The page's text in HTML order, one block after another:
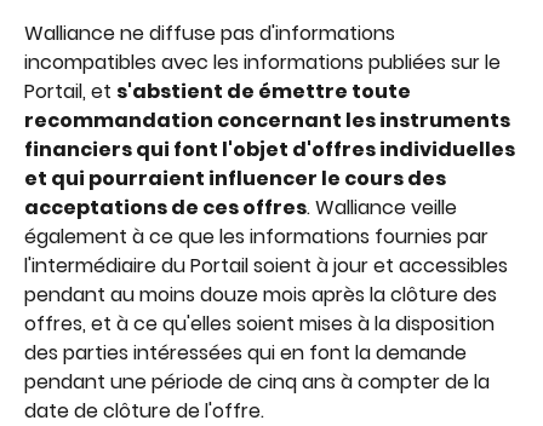
Walliance ne diffuse pas d'informations
incompatibles avec les informations publiées sur le
Portail, et s'abstient de émettre toute
recommandation concernant les instruments
financiers qui font l'objet d'offres individuelles
et qui pourraient influencer le cours des
acceptations de ces offres. Walliance veille
également à ce que les informations fournies par
l'intermédiaire du Portail soient à jour et accessibles
pendant au moins douze mois après la clôture des
offres, et à ce qu'elles soient mises à la disposition
des parties intéressées qui en font la demande
pendant une période de cinq ans à compter de la
date de clôture de l'offre.